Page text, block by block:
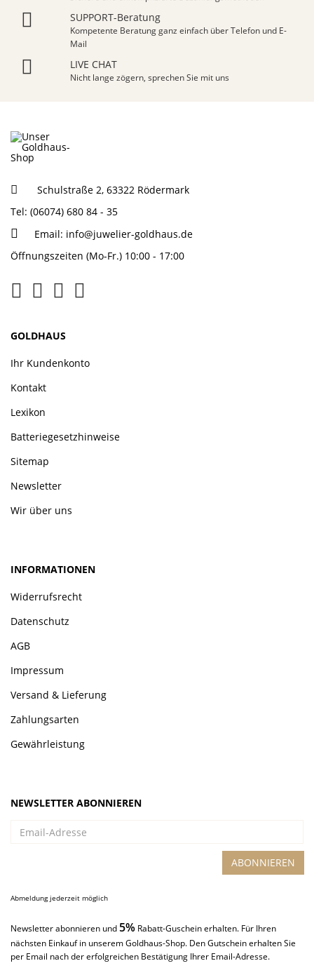
SUPPORT-Beratung
Kompetente Beratung ganz einfach über Telefon und E-
Mail
LIVE CHAT
Nicht lange zögern, sprechen Sie mit uns
Schulstraße 2, 63322 Rödermark
Tel: (06074) 680 84 - 35
Email: info@juwelier-goldhaus.de
Öffnungszeiten (Mo-Fr.) 10:00 - 17:00
GOLDHAUS
Ihr Kundenkonto
Kontakt
Lexikon
Batteriegesetzhinweise
Sitemap
Newsletter
Wir über uns
INFORMATIONEN
Widerrufsrecht
Datenschutz
AGB
Impressum
Versand & Lieferung
Zahlungsarten
Gewährleistung
NEWSLETTER ABONNIEREN
Adresse
ABONNIEREN
Abmeldung jederzeit möglich
Newsletter abonnieren und 5% Rabatt-Guschein erhalten. Für Ihren
nächsten Einkauf in unserem Goldhaus-Shop. Den Gutschein erhalten Sie
per Email nach der erfolgreichen Bestätigung Ihrer Email-Adresse.